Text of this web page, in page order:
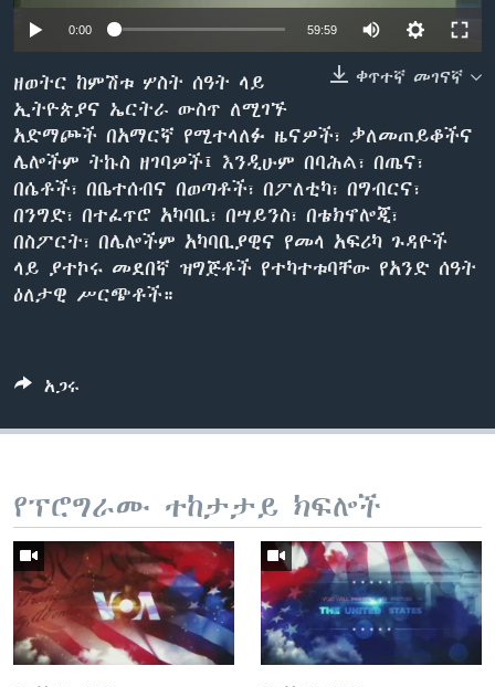
ቋንቋዎች
0:00 59:59
ቀጥተኛ መገናኛ
ዘወትር ከምሽቱ ሦስት ሰዓት ላይ
ኢትዮጵያና ኤርትራ ውስጥ ለሚገኙ
አድማጮች በአማርኛ የሚተላለፉ ዜናዎች፣ ቃለመጠይቆችና
ሌሎችም ትኩስ ዘገባዎች፤ እንዲሁም በባሕል፣ በጤና፣
በሴቶች፣ በቤተሰብና በወጣቶች፣ በፖለቲካ፣ በግብርና፣
በንግድ፣ በተፈጥሮ አካባቢ፣ በሣይንስ፣ በቴክኖሎጂ፣
በስፖርት፣ በሌሎችም አካባቢያዊና የመላ አፍሪካ ጉዳዮች
ላይ ያተኮሩ መደበኛ ዝግጅቶች የተካተቱባቸው የአንድ ሰዓት
ዕለታዊ ሥርጭቶች።
አጋሩ
የፕሮግራሙ ተከታታይ ክፍሎች